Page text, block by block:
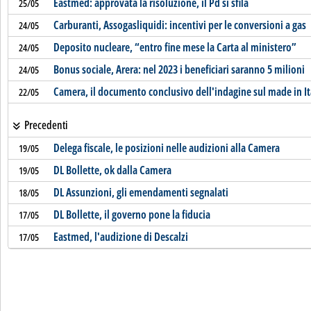
25/05
24/05 Carburanti, Assogasliquidi: incentivi per le conversioni a gas
24/05 Deposito nucleare, “entro fine mese la Carta al ministero”
24/05 Bonus sociale, Arera: nel 2023 i beneficiari saranno 5 milioni
22/05 Camera, il documento conclusivo dell'indagine sul made in
Precedenti
19/05 Delega fiscale, le posizioni nelle audizioni alla Camera
19/05 DL Bollette, ok dalla Camera
18/05 DL Assunzioni, gli emendamenti segnalati
17/05 DL Bollette, il governo pone la fiducia
17/05 Eastmed, l'audizione di Descalzi